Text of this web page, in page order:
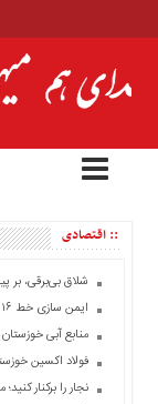
منوی
خانه
منوی
خانه
استان
:: اقتصادی
شلاق‌ بی‌برقی، بر
ایمن سازی خط ۱۶ اینچ تزریق گاز مارون در پی حادثه نشت و آتش‌سوزی
منابع آبی
فولاد اکسین
نجار را برکنار